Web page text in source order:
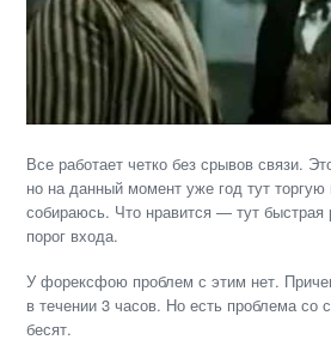
Все работает четко без срывов связи.
но на данный момент уже год тут торгую
собираюсь. Что нравится — тут быстрая
порог входа.
У форексфою проблем с этим нет.
в течении 3 часов. Но есть проблема со
бесят.